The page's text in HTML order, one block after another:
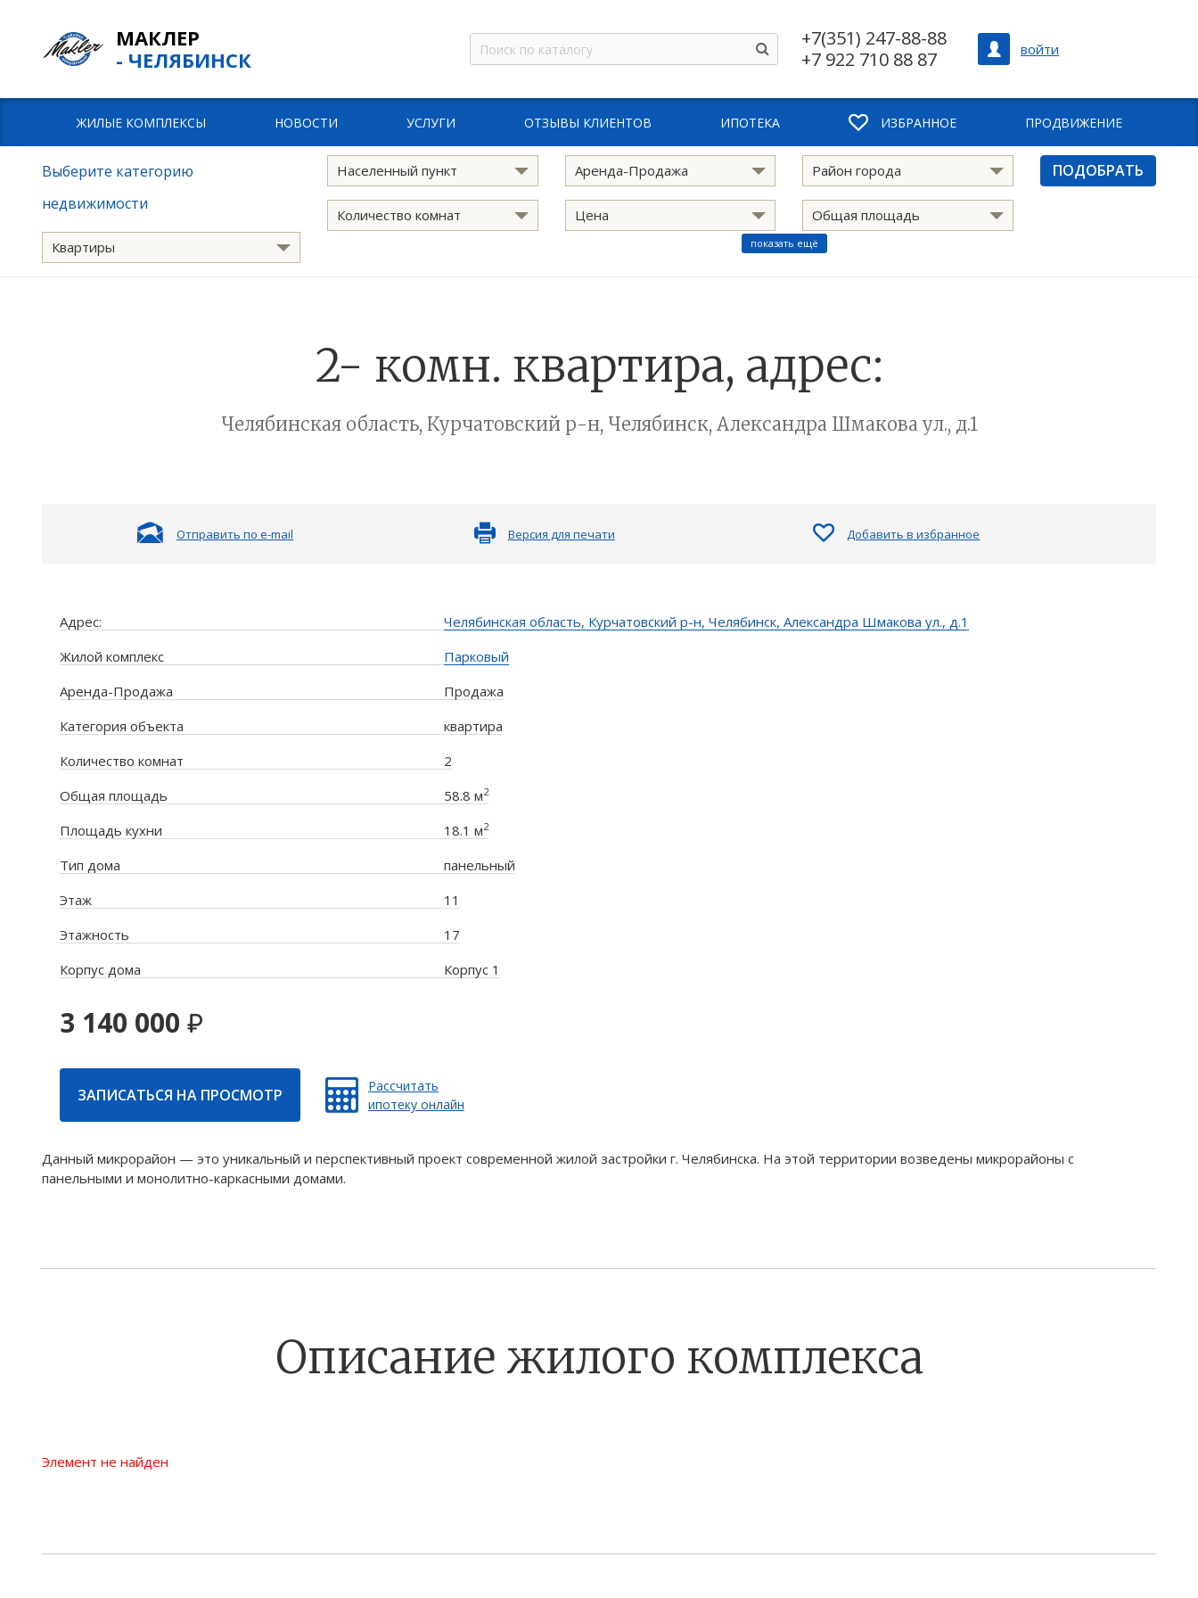
МАКЛЕР
- ЧЕЛЯБИНСК
+7(351) 247-88-88
+7 922 710 88 87
войти
ЖИЛЫЕ КОМПЛЕКСЫ НОВОСТИ УСЛУГИ ОТЗЫВЫ КЛИЕНТОВ ИПОТЕКА ИЗБРАННОЕ ПРОДВИЖЕНИЕ
Выберите категорию
недвижимости
Квартиры
Населенный пункт Аренда-Продажа Район города
Количество комнат Цена Общая площадь
ПОДОБРАТЬ
показать ещё
2- комн. квартира, адрес:
Челябинская область, Курчатовский р-н, Челябинск, Александра Шмакова ул., д.1
Отправить по e-mail Версия для печати Добавить в избранное
Адрес:
Челябинская область, Курчатовский р-н, Челябинск, Александра Шмакова ул., д.1
Жилой комплекс
Парковый
Аренда-Продажа
Продажа
Категория объекта
квартира
Количество комнат
2
Общая площадь
58.8 м2
Площадь кухни 18.1 м2
Тип дома
панельный
Этаж
11
Этажность
17
Корпус дома
Корпус 1
3 140 000
ЗАПИСАТЬСЯ НА ПРОСМОТР
Рассчитать
ипотеку онлайн
Данный микрорайон — это уникальный и перспективный проект современной жилой застройки г. Челябинска. На этой территории возведены микрорайоны с
панельными и монолитно-каркасными домами.
Описание жилого комплекса
Элемент не найден